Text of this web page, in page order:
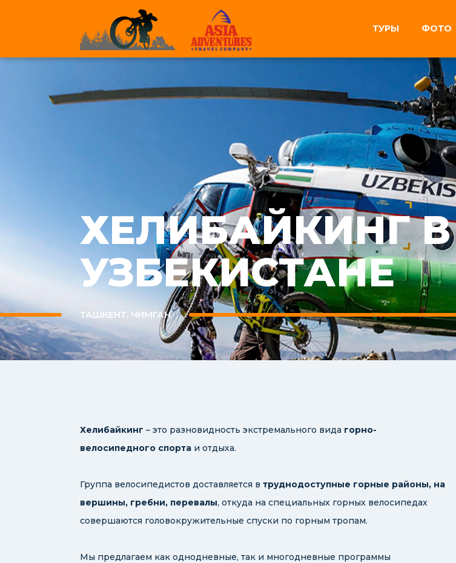
ТУРЫ ФОТО
ХЕЛИБАЙКИНГ В
УЗБЕКИСТАНЕ
ТАШКЕНТ, ЧИМГАН
Хелибайкинг – это разновидность экстремального вида горно-
велосипедного спорта и отдыха.
Группа велосипедистов доставляется в труднодоступные горные районы, на
вершины, гребни, перевалы, откуда на специальных горных велосипедах
совершаются головокружительные спуски по горным тропам.
Мы предлагаем как однодневные, так и многодневные программы